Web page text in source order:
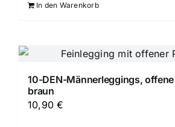
In den Warenkorb
10-DEN-Männerleggings,
braun
10,90€